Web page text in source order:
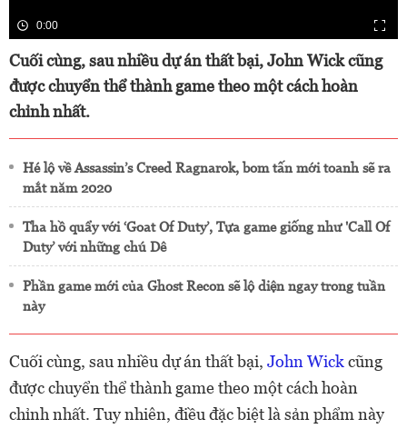
0:00
Cuối cùng, sau nhiều dự án thất bại, John Wick cũng
được chuyển thể thành game theo một cách hoàn
chỉnh nhất.
Hé lộ về Assassin’s Creed Ragnarok, bom tấn mới toanh sẽ ra
mắt năm 2020
Tha hồ quẩy với ‘Goat Of Duty’, Tựa game giống như 'Call Of
Duty’ với những chú Dê
Phần game mới của Ghost Recon sẽ lộ diện ngay trong tuần
này
Cuối cùng, sau nhiều dự án thất bại, John Wickcũng
được chuyển thể thành game theo một cách hoàn
chỉnh nhất. Tuy nhiên, điều đặc biệt là sản phẩm này